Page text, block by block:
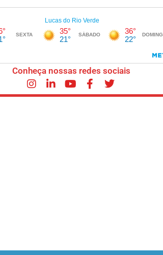
Conheça nossas redes sociais